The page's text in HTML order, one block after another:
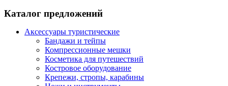
Каталог предложений
Аксессуары туристические
Бандажи и тейпы
Компрессионные мешки
Косметика для путешествий
Костровое оборудование
Крепежи, стропы, карабины